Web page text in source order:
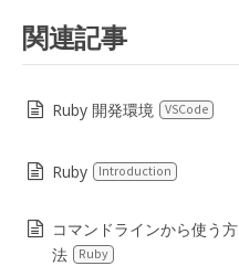
関連記事
Ruby 開発環境 VSCode
Ruby Introduction
コマンドラインから使う方
法
Ruby